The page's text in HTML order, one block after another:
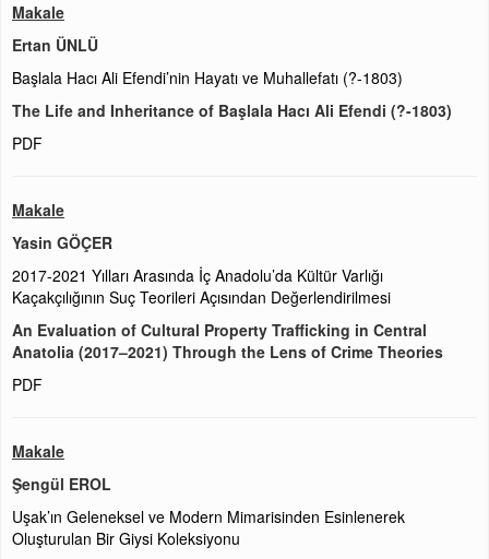
Makale
Ertan ÜNLÜ
Başlala Hacı Ali Efendi’nin Hayatı ve Muhallefatı (?-1803)
The Life and Inheritance of Başlala Hacı Ali Efendi (?-1803)
PDF
Makale
Yasin GÖÇER
2017-2021 Yılları Arasında İç Anadolu’da Kültür Varlığı
Kaçakçılığının Suç Teorileri Açısından Değerlendirilmesi
An Evaluation of Cultural Property Trafficking in Central
Anatolia (2017–2021) Through the Lens of Crime Theories
PDF
Makale
Şengül EROL
Uşak’ın Geleneksel ve Modern Mimarisinden Esinlenerek
Oluşturulan Bir Giysi Koleksiyonu